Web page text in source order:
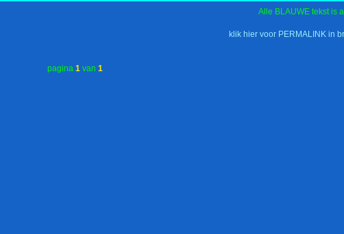
pagina 1 van 1
Alle BLAUWE tekst is
klik hier voor PERMALINK in